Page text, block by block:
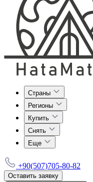
Страны
Регионы
Купить
Снять
Еще
+90(507)705-80-82
Оставить заявку